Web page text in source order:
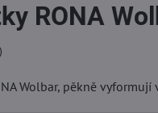
RONA
Wolbar, pěkně vyformují